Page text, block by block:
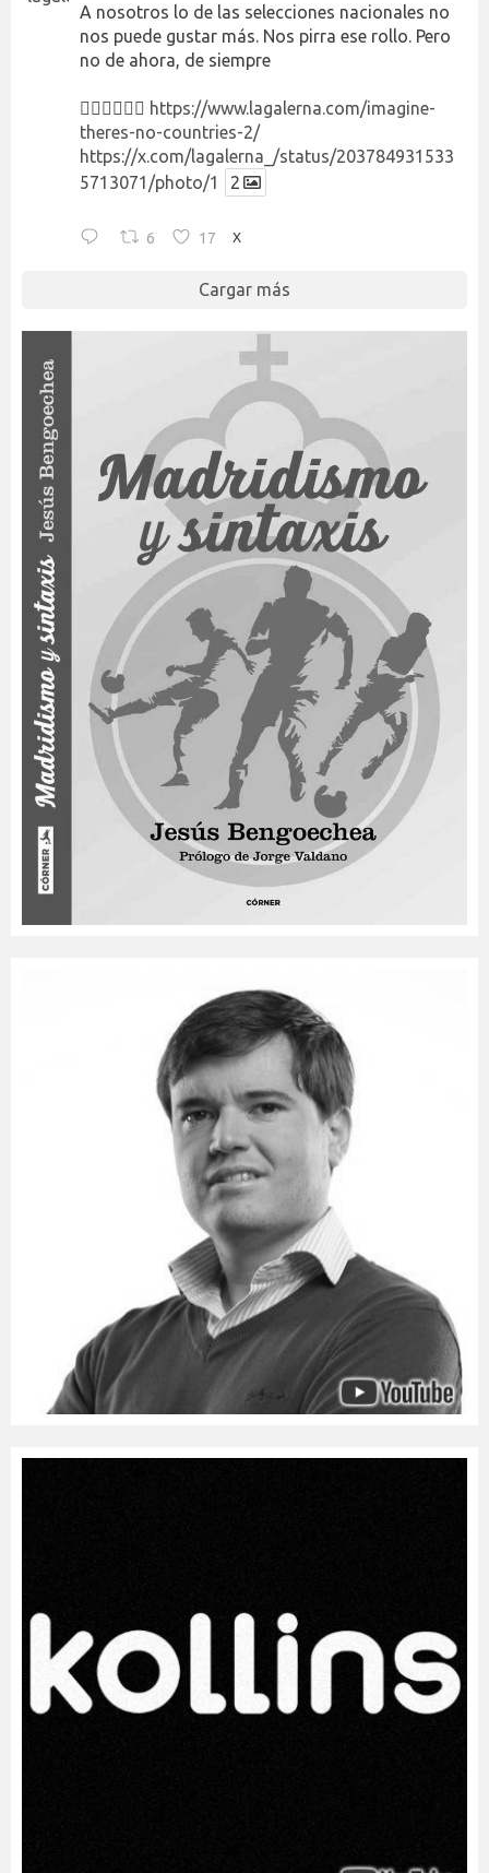
A nosotros lo de las selecciones nacionales no
nos puede gustar más. Nos pirra ese rollo. Pero
no de ahora, de siempre
👉🏻👉🏻👉🏻 https://www.lagalerna.com/imagine-
theres-no-countries-2/
https://x.com/lagalerna_/status/203784931533
5713071/photo/1
2
6 17 X
Cargar más